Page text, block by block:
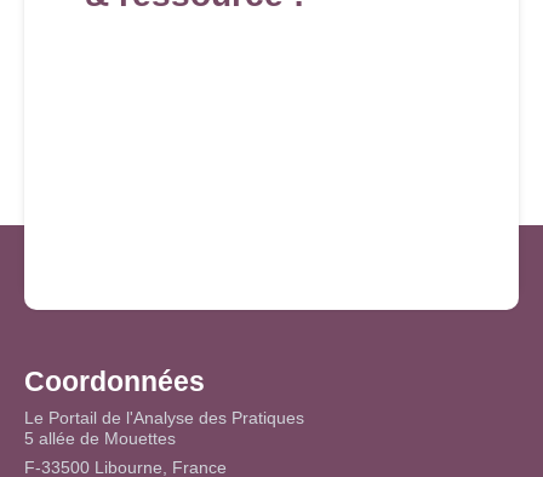
Coordonnées
Le Portail de l'Analyse des Pratiques
5 allée de Mouettes
F-33500 Libourne, France